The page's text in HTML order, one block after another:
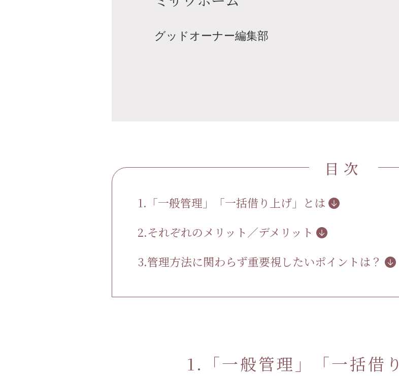
グッドオーナー編集部
目次
1.「一般管理」「一括借り上げ」とは
2.それぞれのメリット／デメリット
3.管理方法に関わらず重要視したいポイントは？
「一般管理」「一括借